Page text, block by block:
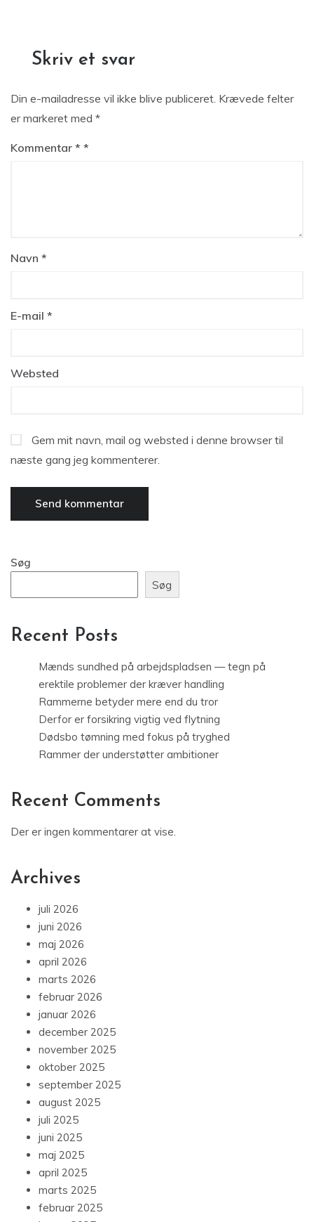
Skriv et svar
Din e-mailadresse vil ikke blive publiceret. Krævede felter
er markeret med *
Kommentar *
Navn *
E-mail *
Websted
Gem mit navn, mail og websted i denne browser til
næste gang jeg kommenterer.
Søg
Søg
Recent Posts
Mænds sundhed på arbejdspladsen — tegn på
erektile problemer der kræver handling
Rammerne betyder mere end du tror
Derfor er forsikring vigtig ved flytning
Dødsbo tømning med fokus på tryghed
Rammer der understøtter ambitioner
Recent Comments
Der er ingen kommentarer at vise.
Archives
juli 2026
juni 2026
maj 2026
april 2026
marts 2026
februar 2026
januar 2026
december 2025
november 2025
oktober 2025
september 2025
august 2025
juli 2025
juni 2025
maj 2025
april 2025
marts 2025
februar 2025